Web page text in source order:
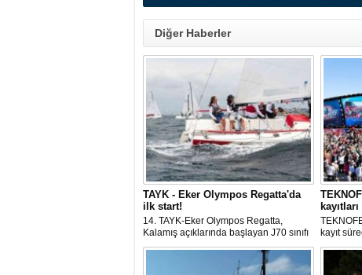
Diğer Haberler
TAYK - Eker Olympos Regatta'da
ilk start!
14. TAYK-Eker Olympos Regatta,
Kalamış açıklarında başlayan J70 sınıfı
yarışlarıyla ilk startını verdi. İstanbul'u 10
gün boyunca yelken coşkusuyla
buluşturacak organizasyonun ilk
kayıt
tarihleri